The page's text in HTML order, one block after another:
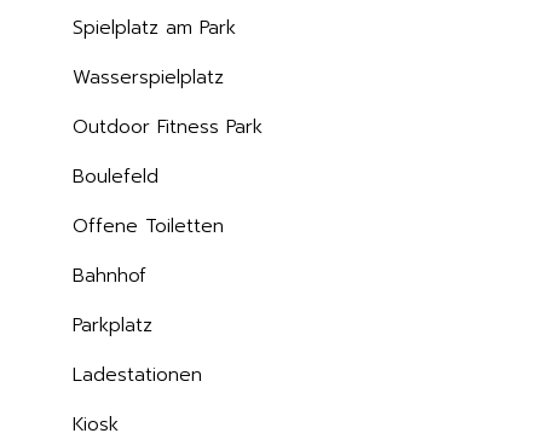
Spielplatz am Park
Wasserspielplatz
Outdoor Fitness Park
Boulefeld
Offene Toiletten
Bahnhof
Parkplatz
Ladestationen
Kiosk